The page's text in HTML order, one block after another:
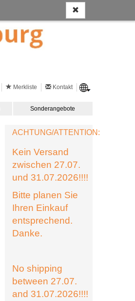
Merkliste Kontakt
Sonderangebote
ACHTUNG/ATTENTION:
Kein Versand
zwischen 27.07.
und 31.07.2026!!!!
Bitte planen Sie
Ihren Einkauf
entsprechend.
Danke.
No shipping
between 27.07.
and 31.07.2026!!!!